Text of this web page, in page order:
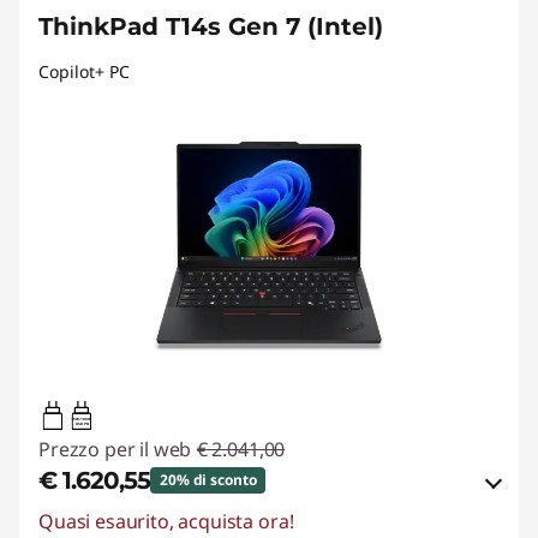
ThinkPad T14s Gen 7 (Intel)
Copilot+ PC
65W-100W
USB PD
Prezzo per il web € 2.041,00
€ 1.620,55 20% di sconto
Risparmi eCoupon :-€ 420,45
Quasi esaurito, acquista ora!